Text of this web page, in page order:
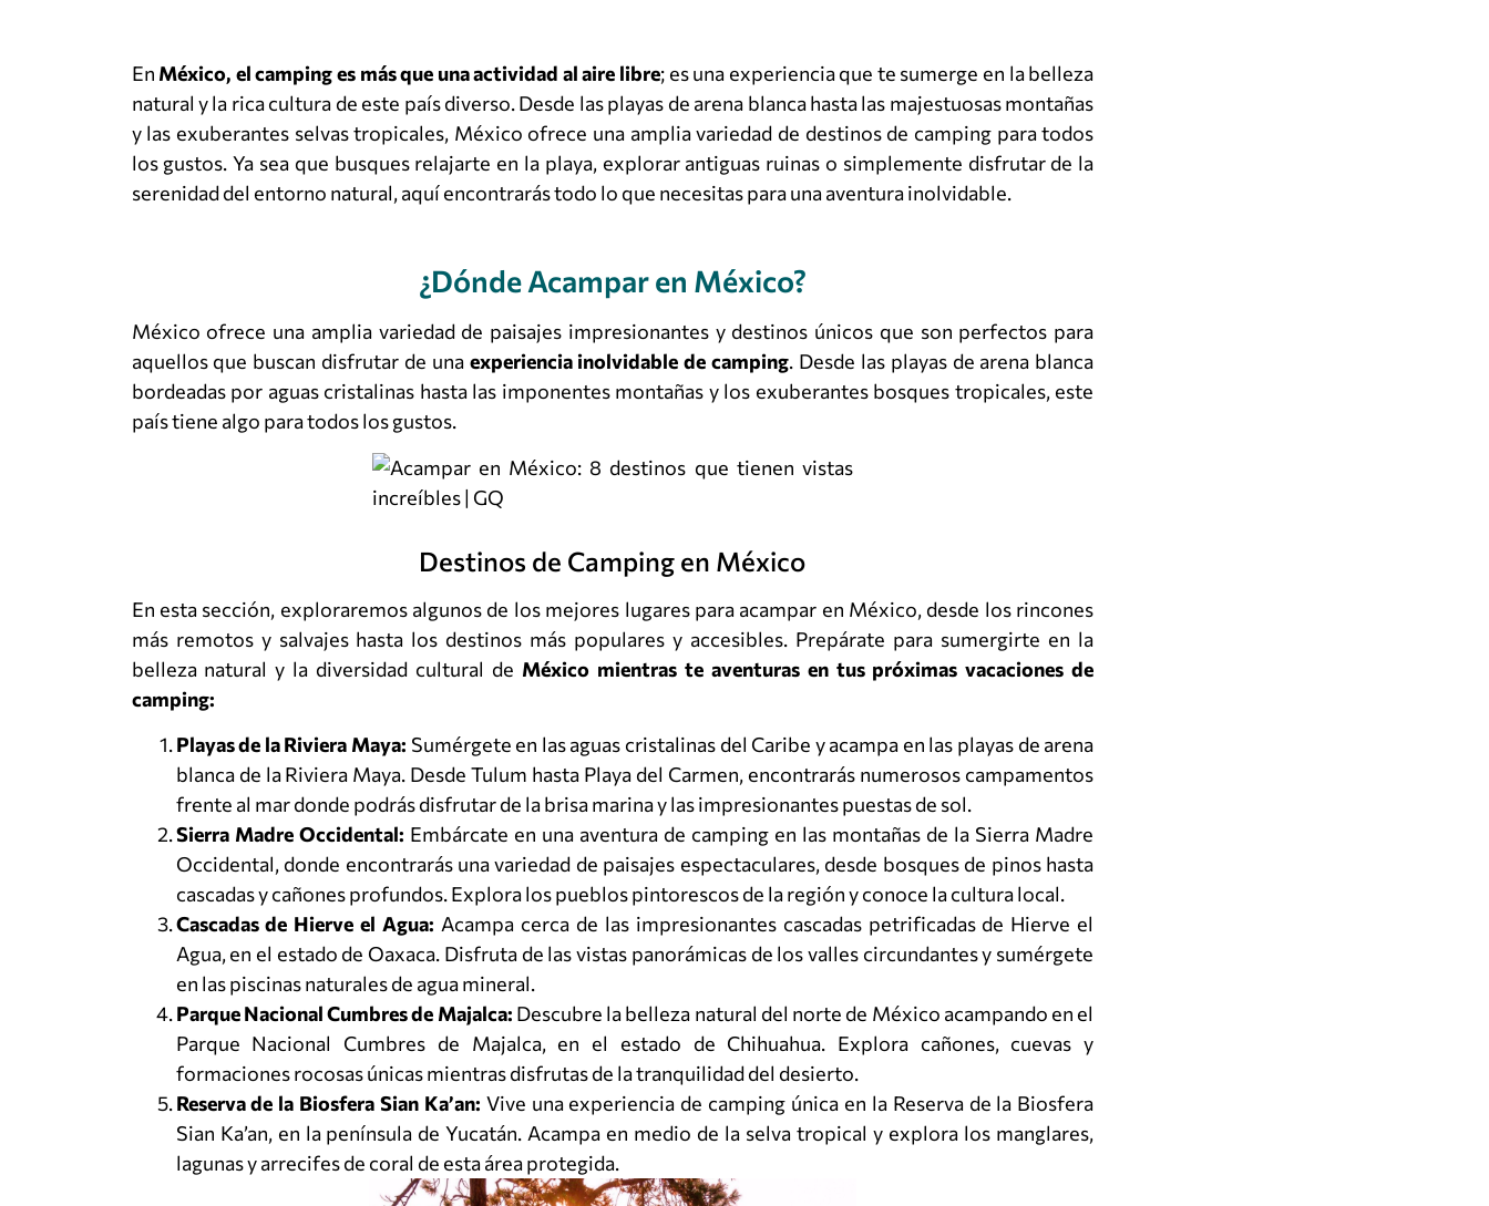
En México, el camping es más que una actividad al aire libre; es una experiencia que te sumerge en la belleza
natural y la rica cultura de este país diverso. Desde las playas de arena blanca hasta las majestuosas montañas
y las exuberantes selvas tropicales, México ofrece una amplia variedad de destinos de camping para todos
los gustos. Ya sea que busques relajarte en la playa, explorar antiguas ruinas o simplemente disfrutar de la
serenidad del entorno natural, aquí encontrarás todo lo que necesitas para una aventura inolvidable.
¿Dónde Acampar en México?
México ofrece una amplia variedad de paisajes impresionantes y destinos únicos que son perfectos para
aquellos que buscan disfrutar de una experiencia inolvidable de camping. Desde las playas de arena blanca
bordeadas por aguas cristalinas hasta las imponentes montañas y los exuberantes bosques tropicales, este
país tiene algo para todos los gustos.
Destinos de Camping en México
En esta sección, exploraremos algunos de los mejores lugares para acampar en México, desde los rincones
más remotos y salvajes hasta los destinos más populares y accesibles. Prepárate para sumergirte en la
belleza natural y la diversidad cultural de México mientras te aventuras en tus próximas vacaciones de
camping:
Playas de la Riviera Maya: Sumérgete en las aguas cristalinas del Caribe y acampa en las playas de arena
blanca de la Riviera Maya. Desde Tulum hasta Playa del Carmen, encontrarás numerosos campamentos
frente al mar donde podrás disfrutar de la brisa marina y las impresionantes puestas de sol.
Sierra Madre Occidental: Embárcate en una aventura de camping en las montañas de la Sierra Madre
Occidental, donde encontrarás una variedad de paisajes espectaculares, desde bosques de pinos hasta
cascadas y cañones profundos. Explora los pueblos pintorescos de la región y conoce la cultura local.
Cascadas de Hierve el Agua: Acampa cerca de las impresionantes cascadas petrificadas de Hierve el
Agua, en el estado de Oaxaca. Disfruta de las vistas panorámicas de los valles circundantes y sumérgete
en las piscinas naturales de agua mineral.
Parque Nacional Cumbres de Majalca: Descubre la belleza natural del norte de México acampando en el
Parque Nacional Cumbres de Majalca, en el estado de Chihuahua. Explora cañones, cuevas y
formaciones rocosas únicas mientras disfrutas de la tranquilidad del desierto.
Reserva de la Biosfera Sian Ka’an: Vive una experiencia de camping única en la Reserva de la Biosfera
Sian Ka’an, en la península de Yucatán. Acampa en medio de la selva tropical y explora los manglares,
lagunas y arrecifes de coral de esta área protegida.